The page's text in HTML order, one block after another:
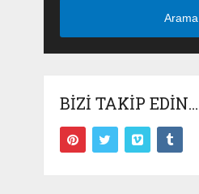
Arama
BIZI TAKIP EDIN…